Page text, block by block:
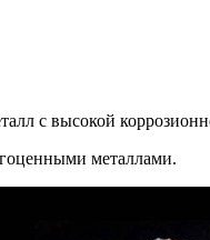
с высокой
металлами.